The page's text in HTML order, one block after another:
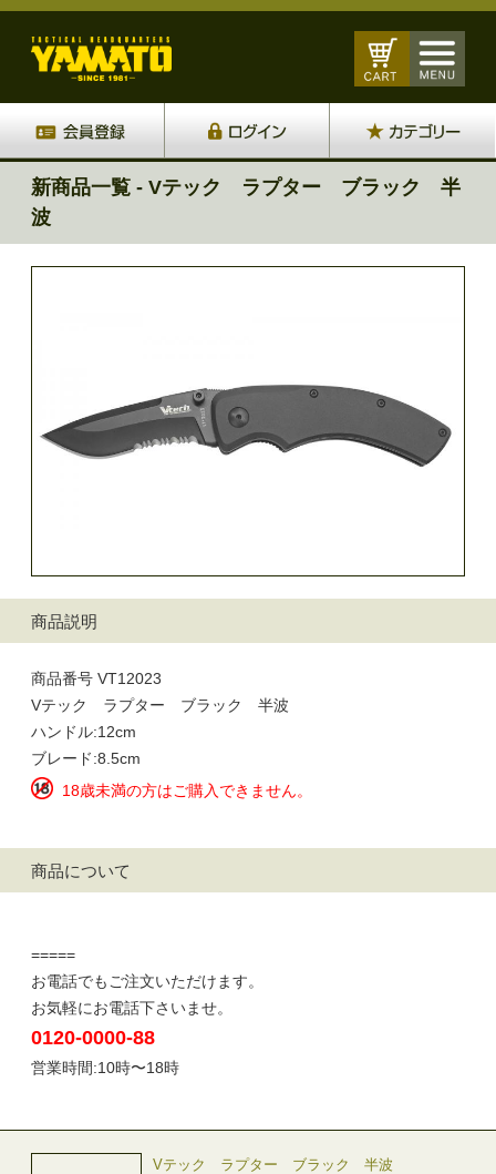
新商品一覧 - Vテック ラプター ブラック 半
波
商品説明
商品番号 VT12023
Vテック ラプター ブラック 半波
ハンドル:12cm
ブレード:8.5cm
18歳未満の方はご購入できません。
商品について
=====
お電話でもご注文いただけます。
お気軽にお電話下さいませ。
0120-0000-88
営業時間:10時〜18時
Vテック ラプター ブラック 半波